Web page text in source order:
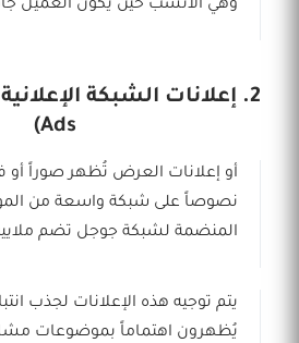
وهي الأنسب حين يكون العميل
Ads)
أو إعلانات العرض تُظهر صوراً أو
نصوصاً على شبكة واسعة من
المنضمة لشبكة جوجل تضم
يتم توجيه هذه الإعلانات لجذب
يُظهرون اهتماماً بموضوعات